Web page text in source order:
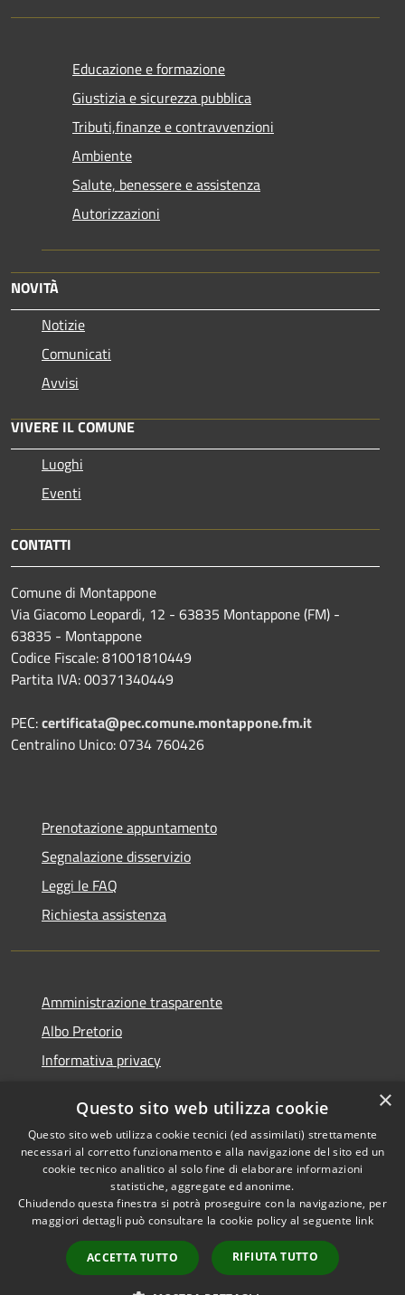
Educazione e formazione
Giustizia e sicurezza pubblica
Tributi,finanze e contravvenzioni
Ambiente
Salute, benessere e assistenza
Autorizzazioni
NOVITÀ
Notizie
Comunicati
Avvisi
VIVERE IL COMUNE
Luoghi
Eventi
CONTATTI
Comune di Montappone
Via Giacomo Leopardi, 12 - 63835 Montappone (FM) -
63835 - Montappone
Codice Fiscale: 81001810449
Partita IVA: 00371340449
PEC:certificata@pec.comune.montappone.fm.it
Centralino Unico: 0734 760426
Prenotazione appuntamento
Segnalazione disservizio
Leggi le FAQ
Richiesta assistenza
Amministrazione trasparente
Albo Pretorio
Informativa privacy
Dichiarazione di accessibilità
RSS
Accessibilità
Copyright © 2026 • Comune di
Montappone • Powered by
Municipium•
Accesso
redazione
×
Questo sito web utilizza cookie
Questo sito web utilizza cookie tecnici (ed assimilati) strettamente
necessari al corretto funzionamento e alla navigazione del sito ed un
cookie tecnico analitico al solo fine di elaborare informazioni
statistiche, aggregate ed anonime.
Chiudendo questa finestra si potrà proseguire con la navigazione, per
maggiori dettagli può consultare la cookie policy al seguente link
ACCETTA TUTTO RIFIUTA TUTTO